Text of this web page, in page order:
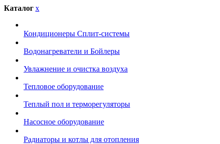
Каталог x
Кондиционеры Сплит-системы
Водонагреватели и Бойлеры
Увлажнение и очистка воздуха
Тепловое оборудование
Теплый пол и терморегуляторы
Насосное оборудование
Радиаторы и котлы для отопления